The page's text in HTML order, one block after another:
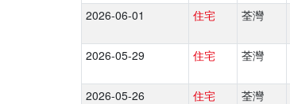
2026-06-01
住宅 荃灣
2026-05-29 住宅 荃灣
2026-05-26 住宅 荃灣